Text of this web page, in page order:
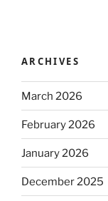
ARCHIVES
March 2026
February 2026
January 2026
December 2025